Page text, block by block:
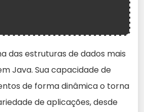
das estruturas de dados mais
Java. Sua capacidade de
de forma dinâmica o torna
de aplicações, desde